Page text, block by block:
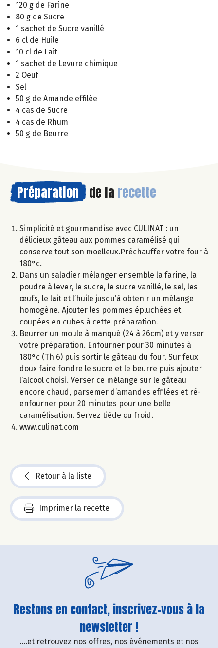
120 g de Farine
80 g de Sucre
1 sachet de Sucre vanillé
6 cl de Huile
10 cl de Lait
1 sachet de Levure chimique
2 Oeuf
Sel
50 g de Amande effilée
4 cas de Sucre
4 cas de Rhum
50 g de Beurre
Préparation de la recette
Simplicité et gourmandise avec CULINAT : un
délicieux gâteau aux pommes caramélisé qui
conserve tout son moelleux.Préchauffer votre four à
180°c.
Dans un saladier mélanger ensemble la farine, la
poudre à lever, le sucre, le sucre vanillé, le sel, les
œufs, le lait et l’huile jusqu’à obtenir un mélange
homogène. Ajouter les pommes épluchées et
coupées en cubes à cette préparation.
Beurrer un moule à manqué (24 à 26cm) et y verser
votre préparation. Enfourner pour 30 minutes à
180°c (Th 6) puis sortir le gâteau du four. Sur feux
doux faire fondre le sucre et le beurre puis ajouter
l’alcool choisi. Verser ce mélange sur le gâteau
encore chaud, parsemer d’amandes effilées et ré-
enfourner pour 20 minutes pour une belle
caramélisation. Servez tiède ou froid.
www.culinat.com
Retour à la liste
Imprimer la recette
Restons en contact, inscrivez-vous à la
newsletter !
....et retrouvez nos offres, nos événements et nos